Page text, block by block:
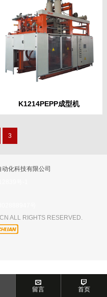
留言 首页
K1214PEPP成型机
3
化科技有限公司
ALL RIGHTS RESERVED.